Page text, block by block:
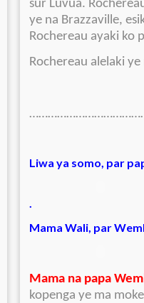
sur Luvua.
ye na Brazzaville,
Rochereau ayaki ko
Rochereau alelaki
Liwa ya somo, par
Mama Wali, par
Mama na papa
kopenga ye ma